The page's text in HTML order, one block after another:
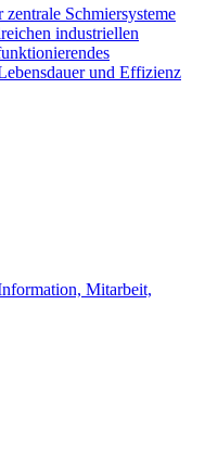
Schmiersysteme
industriellen
und Effizienz
Mitarbeit,